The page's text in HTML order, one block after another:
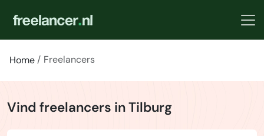
Home Freelancers
Vind freelancers in Tilburg